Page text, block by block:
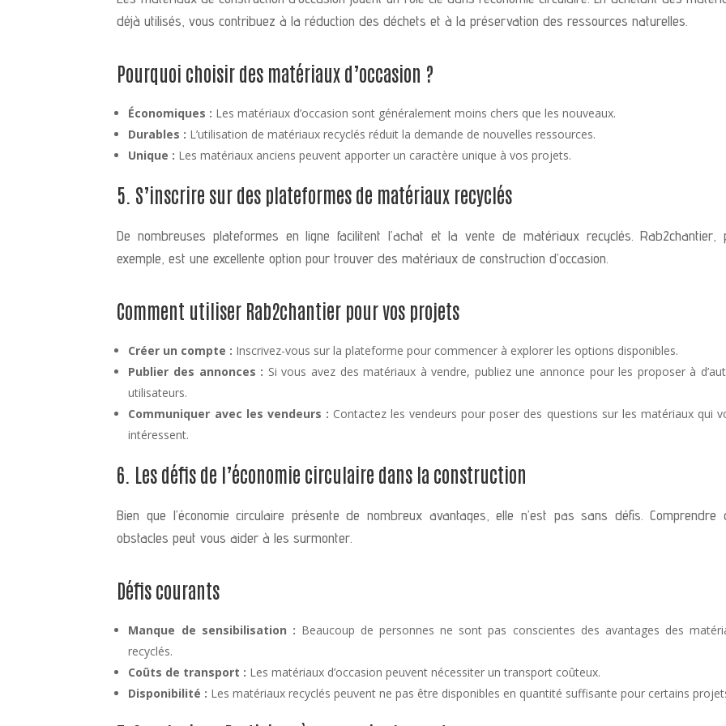
déjà utilisés, vous contribuez à la réduction des déchets et à la préservation des ressources naturelles.
Pourquoi choisir des matériaux d’occasion ?
Économiques : Les matériaux d’occasion sont généralement moins chers que les nouveaux.
Durables : L’utilisation de matériaux recyclés réduit la demande de nouvelles ressources.
Unique : Les matériaux anciens peuvent apporter un caractère unique à vos projets.
5. S’inscrire sur des plateformes de matériaux recyclés
De nombreuses plateformes en ligne facilitent l’achat et la vente de matériaux recyclés. Rab2chantier,
exemple, est une excellente option pour trouver des matériaux de construction d’occasion.
Comment utiliser Rab2chantier pour vos projets
Créer un compte : Inscrivez-vous sur la plateforme pour commencer à explorer les options disponibles.
Publier des annonces : Si vous avez des matériaux à vendre, publiez une annonce pour les proposer à
utilisateurs.
Communiquer avec les vendeurs : Contactez les vendeurs pour poser des questions sur les matériaux qui
intéressent.
6. Les défis de l’économie circulaire dans la construction
Bien que l’économie circulaire présente de nombreux avantages, elle n’est pas sans défis. Comprendre
obstacles peut vous aider à les surmonter.
Défis courants
Manque de sensibilisation : Beaucoup de personnes ne sont pas conscientes des avantages des
recyclés.
Coûts de transport : Les matériaux d’occasion peuvent nécessiter un transport coûteux.
Disponibilité : Les matériaux recyclés peuvent ne pas être disponibles en quantité suffisante pour certains